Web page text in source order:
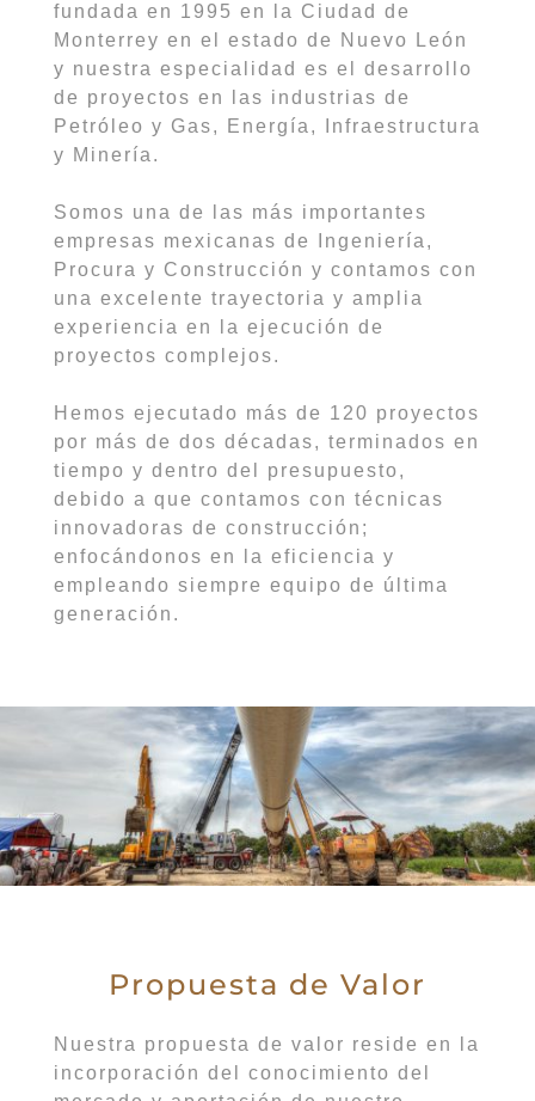
fundada en 1995 en la Ciudad de
Monterrey en el estado de Nuevo León
y nuestra especialidad es el desarrollo
de proyectos en las industrias de
Petróleo y Gas, Energía, Infraestructura
y Minería.
Somos una de las más importantes
empresas mexicanas de Ingeniería,
Procura y Construcción y contamos con
una excelente trayectoria y amplia
experiencia en la ejecución de
proyectos complejos.
Hemos ejecutado más de 120 proyectos
por más de dos décadas, terminados en
tiempo y dentro del presupuesto,
debido a que contamos con técnicas
innovadoras de construcción;
enfocándonos en la eficiencia y
empleando siempre equipo de última
generación.
Propuesta de Valor
Nuestra propuesta de valor reside en la
incorporación del conocimiento del